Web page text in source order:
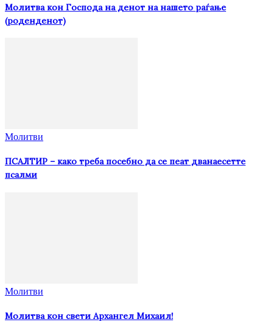
Молитва кон Господа на денот на нашето раѓање
(роденденот)
Молитви
ПСАЛТИР – како треба посебно да се пеат дванаесетте
псалми
Молитви
Молитва кон свети Архангел Михаил!